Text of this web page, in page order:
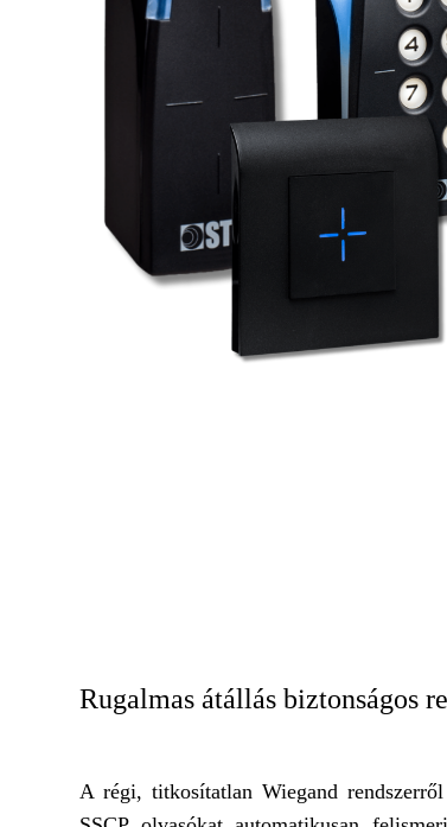
Rugalmas átállás biztonságos
A régi, titkosítatlan Wiegand